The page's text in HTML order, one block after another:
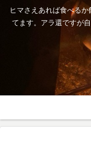
ヒマさえあれば食べる
てます。アラ還ですが